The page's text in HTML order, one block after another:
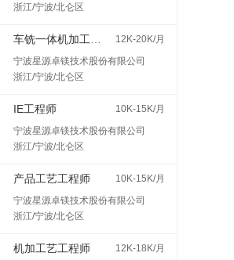
浙江/宁波/北仑区
12K-20K/月
宁波星源卓镁技术股份有限公司
浙江/宁波/北仑区
IE工程师
10K-15K/月
宁波星源卓镁技术股份有限公司
浙江/宁波/北仑区
产品工艺工程师
10K-15K/月
宁波星源卓镁技术股份有限公司
浙江/宁波/北仑区
机加工艺工程师
12K-18K/月